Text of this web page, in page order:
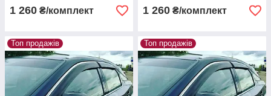
1 260 ₴/комплект 1 260 ₴/комплект
Топ продажів Топ продажів